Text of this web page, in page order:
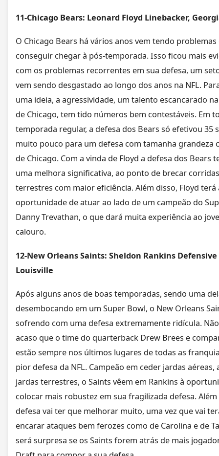
11-Chicago Bears: Leonard Floyd Linebacker,
O Chicago Bears há vários anos vem tendo problemas
conseguir chegar à pós-temporada. Isso ficou mais
com os problemas recorrentes em sua defesa, um
vem sendo desgastado ao longo dos anos na NFL.
uma ideia, a agressividade, um talento escancarado
de Chicago, tem tido números bem contestáveis. Em
temporada regular, a defesa dos Bears só efetivou 35
muito pouco para um defesa com tamanha grandeza
de Chicago. Com a vinda de Floyd a defesa dos Bears
uma melhora significativa, ao ponto de brecar corridas
terrestres com maior eficiência. Além disso, Floyd terá
oportunidade de atuar ao lado de um campeão do
Danny Trevathan, o que dará muita experiência ao
calouro.
12-New Orleans Saints: Sheldon Rankins Defensive
Louisville
Após alguns anos de boas temporadas, sendo uma
desembocando em um Super Bowl, o New Orleans
sofrendo com uma defesa extremamente ridícula.
acaso que o time do quarterback Drew Brees e
estão sempre nos últimos lugares de todas as
pior defesa da NFL. Campeão em ceder jardas aéreas,
jardas terrestres, o Saints vêem em Rankins à
colocar mais robustez em sua fragilizada defesa. Além
defesa vai ter que melhorar muito, uma vez que vai
encarar ataques bem ferozes como de Carolina e de
será surpresa se os Saints forem atrás de mais